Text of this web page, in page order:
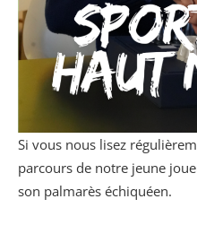
Si vous nous lisez
parcours de notre jeune
son palmarès échiquéen.